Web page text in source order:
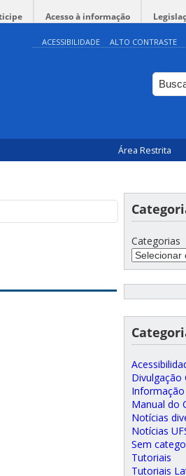
Acesso à informação
ACESSIBILIDADE ALTO CONTRASTE
Área Restrita
Categorias
Divulgação
Manual do
Notícias
Notícias
Sem
Tutoriais
Tutoriais